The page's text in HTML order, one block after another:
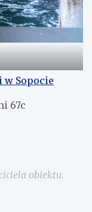
Sopocie
67c
obiektu.